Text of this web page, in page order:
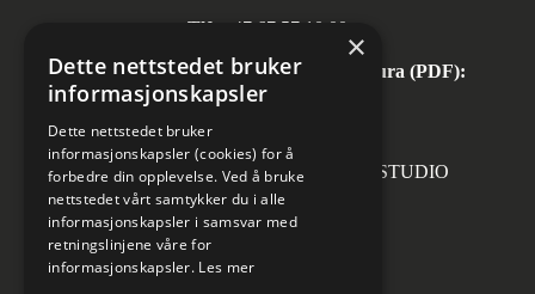
Tlf: +47 67 57 10 00
Automatisk mottak av inngående faktura (PDF):
invoice.no@norconsult.com
Forsidefoto: RASMUS HJORTSHOJ STUDIO
×
Dette nettstedet bruker
informasjonskapsler
Dette nettstedet bruker
informasjonskapsler (cookies) for å
forbedre din opplevelse. Ved å bruke
nettstedet vårt samtykker du i alle
informasjonskapsler i samsvar med
retningslinjene våre for
informasjonskapsler. Les mer